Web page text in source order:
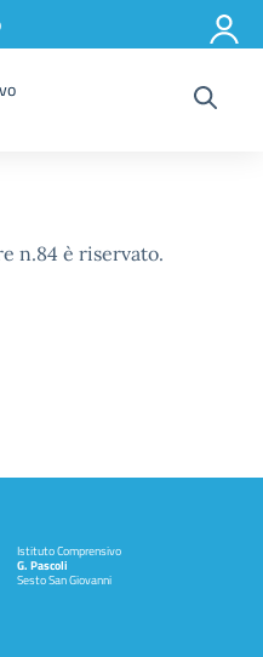
n.84 è riservato.
Istituto Comprensivo
G. Pascoli
Sesto San Giovanni